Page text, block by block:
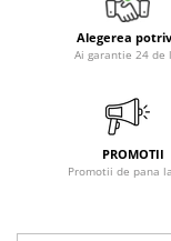
Alegerea
Ai garantie 24 de
PROMOTII
Promotii de pana